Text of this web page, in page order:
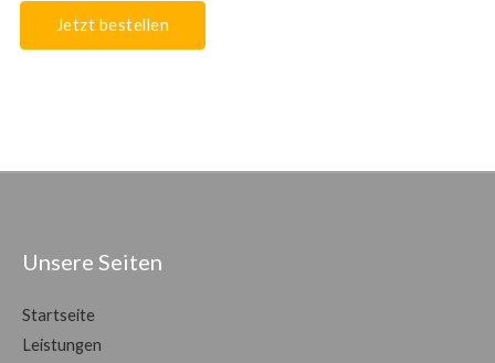
Jetzt bestellen
Unsere Seiten
Startseite
Leistungen